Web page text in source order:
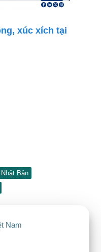
xúc xích tại
Bản
Nam